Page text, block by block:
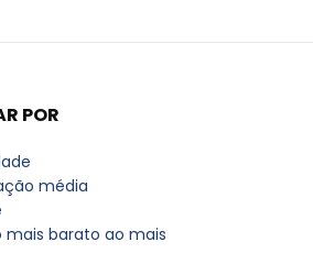
POR
média
mais barato ao mais